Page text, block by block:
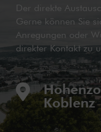
Der direkte
Gerne können Sie
Anregungen oder
direkter Kontakt zu

Koblenz